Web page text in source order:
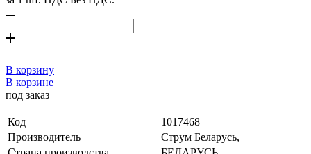
В корзину
В корзине
под заказ
Код
1017468
Производитель
Струм Беларусь,